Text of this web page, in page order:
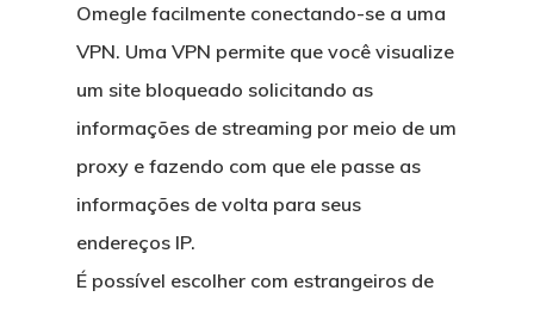
Omegle facilmente conectando-se a uma
VPN. Uma VPN permite que você visualize
um site bloqueado solicitando as
informações de streaming por meio de um
proxy e fazendo com que ele passe as
informações de volta para seus
endereços IP.
É possível escolher com estrangeiros de